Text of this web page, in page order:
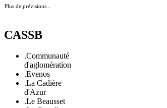
Plus de prévisions...
CASSB
.Communauté
d'aglomération
.Evenos
.La Cadière
d'Azur
.Le Beausset